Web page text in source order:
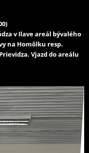
v Ilave areál bývalého
na Homôlku resp.
Vjazd do areálu